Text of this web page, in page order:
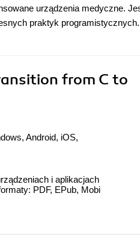
urządzenia medyczne.
praktyk programistycznych.
from C to
Android, iOS,
i aplikacjach
PDF, EPub, Mobi